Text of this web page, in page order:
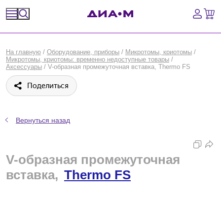
Оборудование, приборы
Расходные материалы, пластик, стекло
Библиотека
На главную / Оборудование, приборы / Микротомы, криотомы /
Микротомы, криотомы: временно недоступные товары /
Аксессуары / V-образная промежуточная вставка, Thermo FS
Поделиться
Вернуться назад
V-образная промежуточная
вставка, Thermo FS